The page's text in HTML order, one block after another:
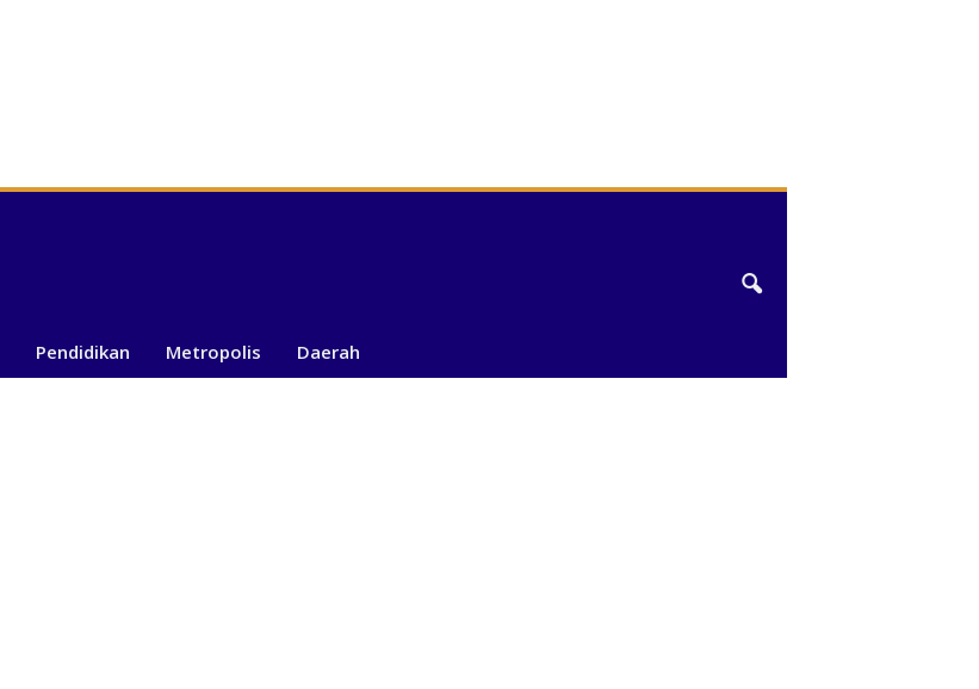
Pendidikan Metropolis Daerah